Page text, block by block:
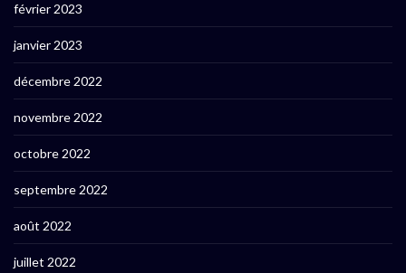
février 2023
janvier 2023
décembre 2022
novembre 2022
octobre 2022
septembre 2022
août 2022
juillet 2022